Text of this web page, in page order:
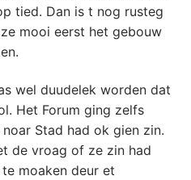
tied. Dan is t nog rusteg
mooi eerst het gebouw
wel duudelek worden dat
Het Forum ging zelfs
Stad had ok gien zin.
de vroag of ze zin had
moaken deur et